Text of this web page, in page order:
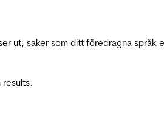
ut, saker som ditt föredragna språk